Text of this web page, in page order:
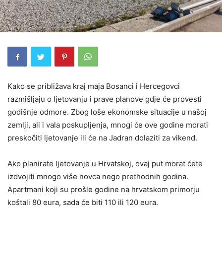
Kako se približava kraj maja Bosanci i Hercegovci
razmišljaju o ljetovanju i prave planove gdje će provesti
godišnje odmore. Zbog loše ekonomske situacije u našoj
zemlji, ali i vala poskupljenja, mnogi će ove godine morati
preskočiti ljetovanje ili će na Jadran dolaziti za vikend.
Ako planirate ljetovanje u Hrvatskoj, ovaj put morat ćete
izdvojiti mnogo više novca nego prethodnih godina.
Apartmani koji su prošle godine na hrvatskom primorju
koštali 80 eura, sada će biti 110 ili 120 eura.